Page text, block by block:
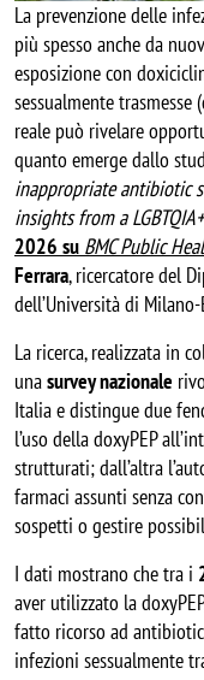
La prevenzione delle
più spesso anche da
esposizione con
sessualmente
reale può rivelare
quanto emerge dallo
inappropriate antibiotic
insights from a
2026 su BMC Public
Ferrara, ricercatore del
dell’Università di Milano-
La ricerca, realizzata in
una survey nazionale
Italia e distingue due
l’uso della doxyPEP
strutturati; dall’altra
farmaci assunti senza
sospetti o gestire
I dati mostrano che tra i
aver utilizzato la
fatto ricorso ad
infezioni sessualmente